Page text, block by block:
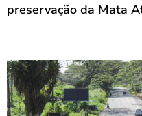
preservação da Mata